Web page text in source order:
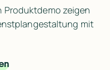
Produktdemo zeigen
mit